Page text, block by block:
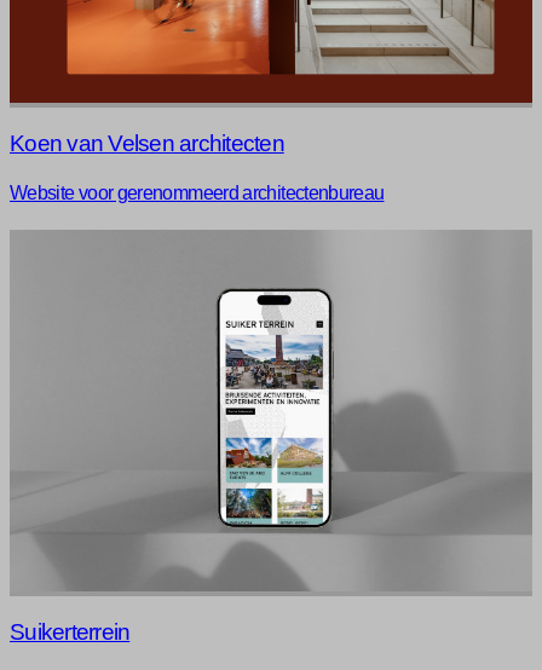
Koen van Velsen architecten
Website voor gerenommeerd architectenbureau
Suikerterrein